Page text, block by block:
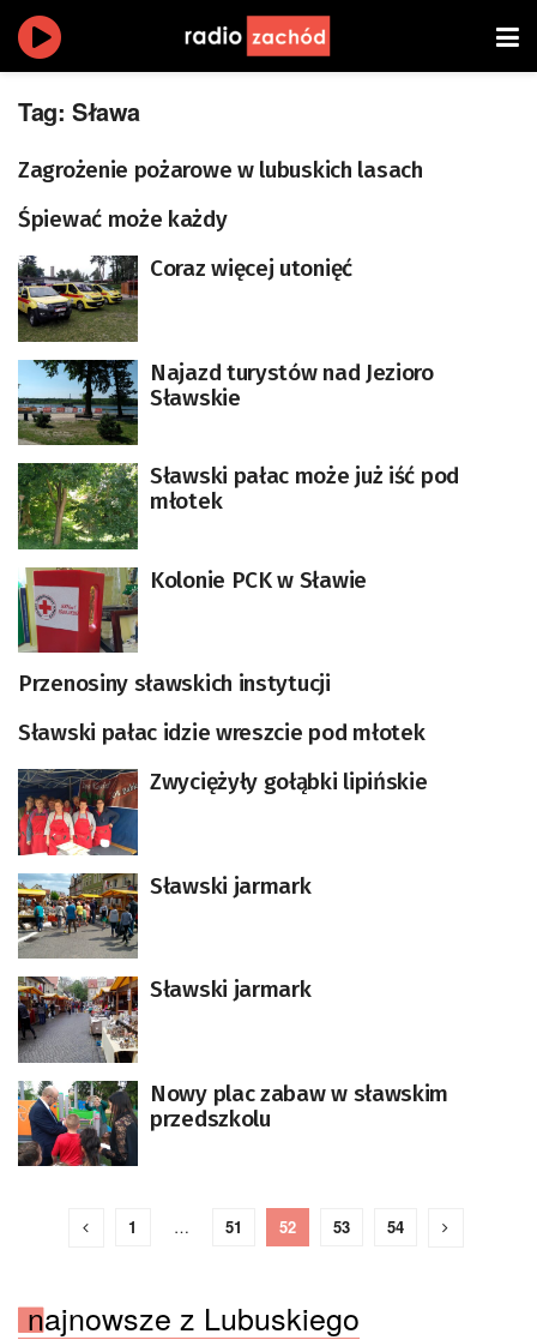
Tag: Sława
Zagrożenie pożarowe w lubuskich lasach
Śpiewać może każdy
Coraz więcej utonięć
Najazd turystów nad Jezioro
Sławskie
Sławski pałac może już iść pod
młotek
Kolonie PCK w Sławie
Przenosiny sławskich instytucji
Sławski pałac idzie wreszcie pod młotek
Zwyciężyły gołąbki lipińskie
Sławski jarmark
Sławski jarmark
Nowy plac zabaw w sławskim
przedszkolu
1 … 51 52 53 54
najnowsze z Lubuskiego